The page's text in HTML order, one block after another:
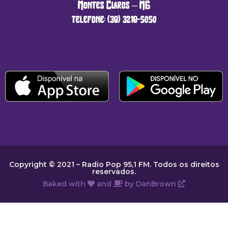
Montes Claros – MG
telefone: (38) 3218-5050
Copyright © 2021 – Radio Pop 95,1 FM. Todos os direitos
reservados.
Baked with
and by DanBrown